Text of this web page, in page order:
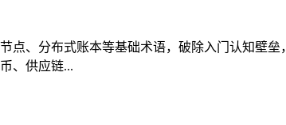
、分布式账本等基础术语，破除入门认知壁
、供应链...